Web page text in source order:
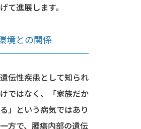
て進展します。
境との関係
伝性疾患として知られ
ではなく、「家族だか
」という病気ではあり
方で、腫瘍内部の遺伝